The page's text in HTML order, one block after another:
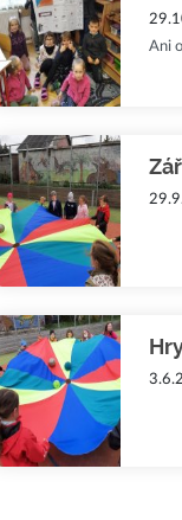
Ani